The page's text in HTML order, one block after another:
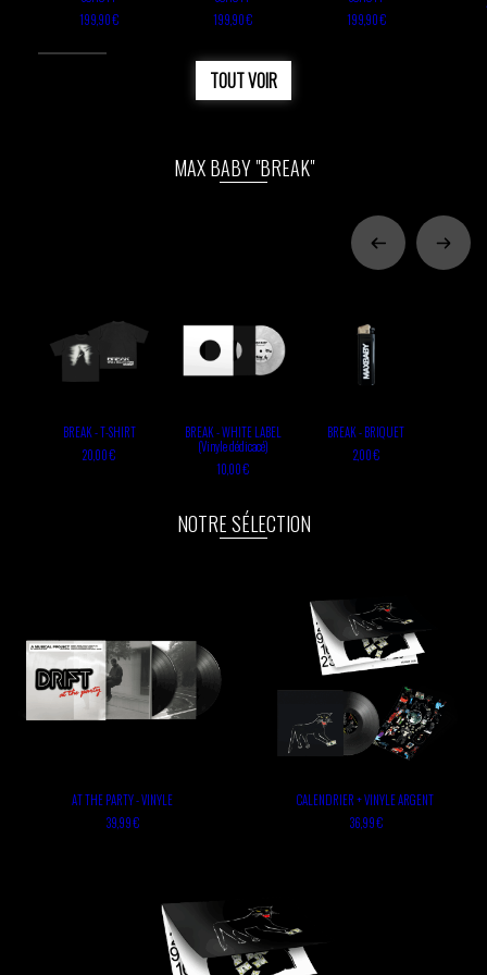
199,90 €
199,90 €
199,90 €
TOUT VOIR
MAX BABY "BREAK"
BREAK - T-SHIRT
20,00 €
BREAK - WHITE LABEL
(Vinyle dédicacé)
10,00 €
BREAK - BRIQUET
2,00 €
NOTRE SÉLECTION
AT THE PARTY - VINYLE
39,99 €
CALENDRIER + VINYLE ARGENT
36,99 €